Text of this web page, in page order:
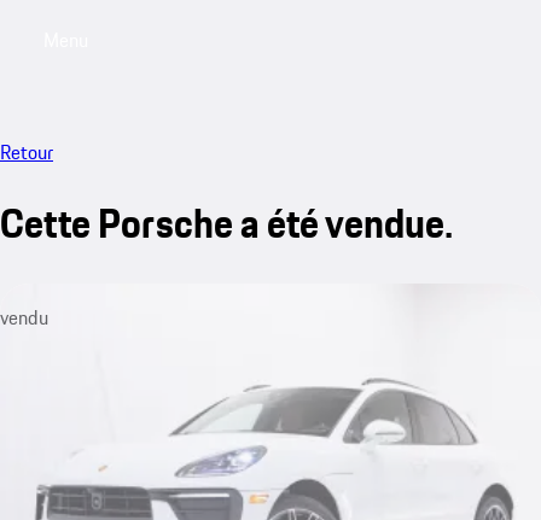
Retour
Cette Porsche a été vendue.
vendu